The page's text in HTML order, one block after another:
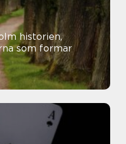
som formar